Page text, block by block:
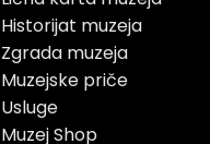
Historijat muzeja
Zgrada muzeja
Muzejske priče
Usluge
Muzej Shop